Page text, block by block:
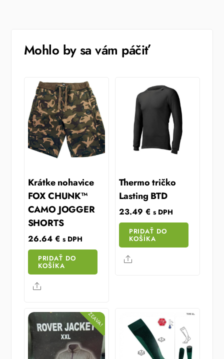
Mohlo by sa vám páčiť
Krátke nohavice
FOX CHUNK™
CAMO JOGGER
SHORTS
26.64 € s DPH
PRIDAŤ DO
KOŠÍKA
Share
Thermo tričko
Lasting BTD
23.49 € s DPH
PRIDAŤ DO
KOŠÍKA
Share
ZĽAVA!